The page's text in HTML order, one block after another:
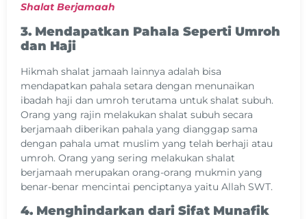
Shalat Berjamaah
3. Mendapatkan Pahala Seperti Umroh
dan Haji
Hikmah shalat jamaah lainnya adalah bisa
mendapatkan pahala setara dengan menunaikan
ibadah haji dan umroh terutama untuk shalat subuh.
Orang yang rajin melakukan shalat subuh secara
berjamaah diberikan pahala yang dianggap sama
dengan pahala umat muslim yang telah berhaji atau
umroh. Orang yang sering melakukan shalat
berjamaah merupakan orang-orang mukmin yang
benar-benar mencintai penciptanya yaitu Allah SWT.
4. Menghindarkan dari Sifat Munafik